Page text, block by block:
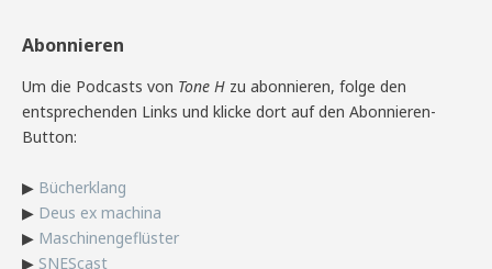
Abonnieren
Um die Podcasts von Tone H zu abonnieren, folge den
entsprechenden Links und klicke dort auf den Abonnieren-
Button:
▶ Bücherklang
▶ Deus ex machina
▶ Maschinengeflüster
▶ SNEScast